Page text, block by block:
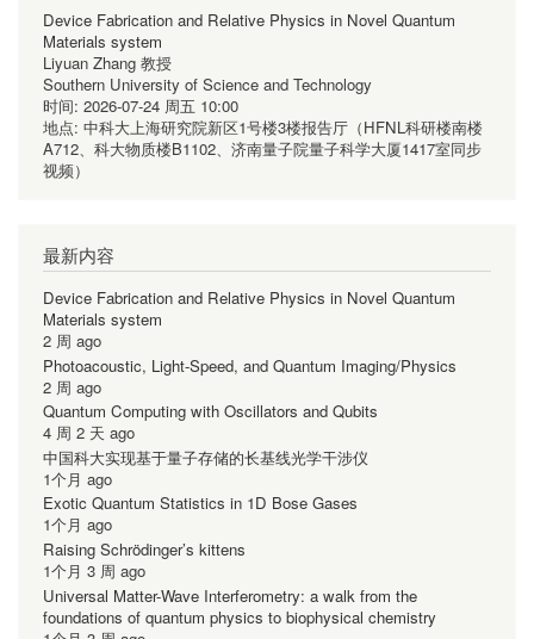
Device Fabrication and Relative Physics in Novel Quantum
Materials system
Liyuan Zhang 教授
Southern University of Science and Technology
时间: 2026-07-24 周五 10:00
地点: 中科大上海研究院新区1号楼3楼报告厅（HFNL科研楼南楼
A712、科大物质楼B1102、济南量子院量子科学大厦1417室同步
视频）
最新内容
Device Fabrication and Relative Physics in Novel Quantum
Materials system
2 周 ago
Photoacoustic, Light-Speed, and Quantum Imaging/Physics
2 周 ago
Quantum Computing with Oscillators and Qubits
4 周 2 天 ago
中国科大实现基于量子存储的长基线光学干涉仪
1个月 ago
Exotic Quantum Statistics in 1D Bose Gases
1个月 ago
Raising Schrödinger’s kittens
1个月 3 周 ago
Universal Matter-Wave Interferometry: a walk from the
foundations of quantum physics to biophysical chemistry